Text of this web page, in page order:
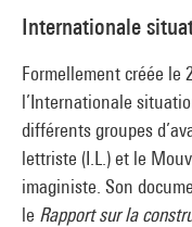
Traverse 5 bis
Natalia Gontcharova et
monde ouvrier
(commissaires de
Vanessa Noizet)
Traverse 6
Documenter la vie
(commissaires de
bombardements au
mouvements
leurs combats
sexiste, critique des
système, fusion de
lecture croisée de la
Internationale
Formellement créée le
l’Internationale
différents groupes
lettriste (I.L.) et le
imaginiste. Son
le Rapport sur la